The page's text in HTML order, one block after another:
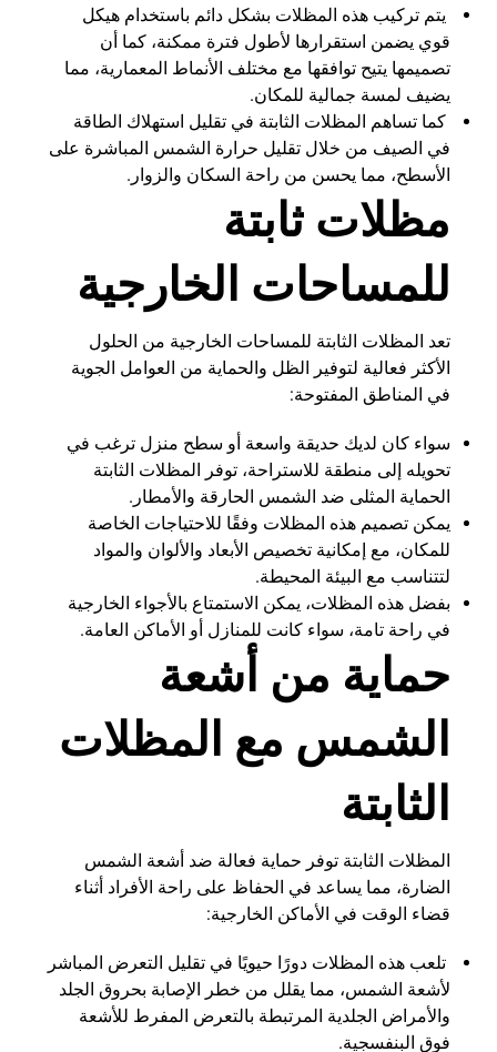
يتم تركيب هذه المظلات بشكل دائم باستخدام هيكل
قوي يضمن استقرارها لأطول فترة ممكنة، كما أن
تصميمها يتيح توافقها مع مختلف الأنماط المعمارية، مما
يضيف لمسة جمالية للمكان.
كما تساهم المظلات الثابتة في تقليل استهلاك الطاقة
في الصيف من خلال تقليل حرارة الشمس المباشرة على
الأسطح، مما يحسن من راحة السكان والزوار.
مظلات ثابتة
للمساحات الخارجية
تعد المظلات الثابتة للمساحات الخارجية من الحلول
الأكثر فعالية لتوفير الظل والحماية من العوامل الجوية
في المناطق المفتوحة:
سواء كان لديك حديقة واسعة أو سطح منزل ترغب في
تحويله إلى منطقة للاستراحة، توفر المظلات الثابتة
الحماية المثلى ضد الشمس الحارقة والأمطار.
يمكن تصميم هذه المظلات وفقًا للاحتياجات الخاصة
للمكان، مع إمكانية تخصيص الأبعاد والألوان والمواد
لتتناسب مع البيئة المحيطة.
بفضل هذه المظلات، يمكن الاستمتاع بالأجواء الخارجية
في راحة تامة، سواء كانت للمنازل أو الأماكن العامة.
حماية من أشعة
الشمس مع المظلات
الثابتة
المظلات الثابتة توفر حماية فعالة ضد أشعة الشمس
الضارة، مما يساعد في الحفاظ على راحة الأفراد أثناء
قضاء الوقت في الأماكن الخارجية:
تلعب هذه المظلات دورًا حيويًا في تقليل التعرض المباشر
لأشعة الشمس، مما يقلل من خطر الإصابة بحروق الجلد
والأمراض الجلدية المرتبطة بالتعرض المفرط للأشعة
فوق البنفسجية.